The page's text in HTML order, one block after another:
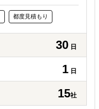
都度見積もり
30 日
1 日
15社